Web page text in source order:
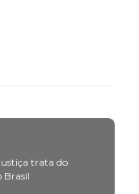
trata do
Brasil